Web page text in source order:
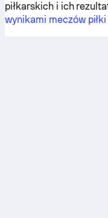
piłkarskich i ich
wynikami meczów